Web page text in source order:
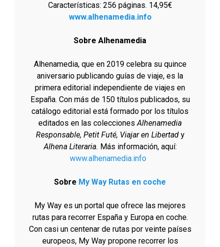
Características: 256 páginas. 14,95€
www.alhenamedia.info
Sobre Alhenamedia
Alhenamedia, que en 2019 celebra su quince
aniversario publicando guías de viaje, es la
primera editorial independiente de viajes en
España. Con más de 150 títulos publicados, su
catálogo editorial está formado por los títulos
editados en las coleccionesAlhenamedia
Responsable, Petit Futé, Viajar en Libertad y
Alhena Literaria. Más información, aquí:
www.alhenamedia.info
Sobre My Way Rutas en coche
My Way es un portal que ofrece las mejores
rutas para recorrer España y Europa en coche.
Con casi un centenar de rutas por veinte países
europeos, My Way propone recorrer los